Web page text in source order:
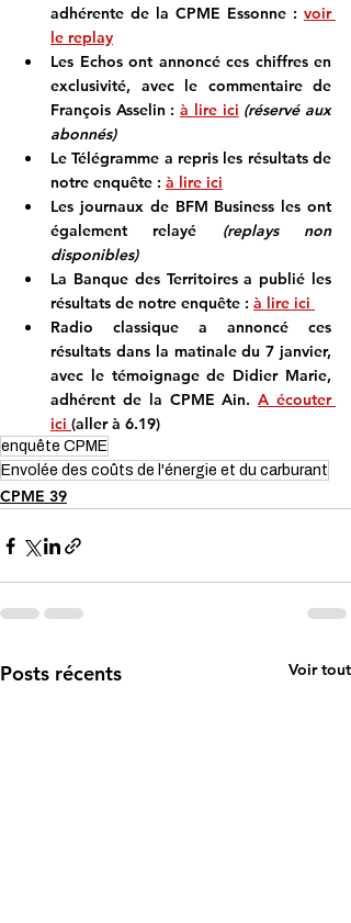
adhérente de la CPME Essonne : voir
le replay
Les Echos ont annoncé ces chiffres en
François Asselin : à lire ici (réservé aux
abonnés)
Le Télégramme a repris les résultats de
notre enquête : à lire ici
Les journaux de BFM Business les ont
également relayé (replays non
disponibles)
La Banque des Territoires a publié les
résultats de notre enquête : à lire ici
Radio classique a annoncé ces
résultats dans la matinale du 7 janvier,
avec le témoignage de Didier Marie,
adhérent de la CPME Ain. A écouter
ici (aller à 6.19)
enquête CPME
Envolée des coûts de l'énergie et du carburant
CPME 39
Posts récents Voir tout